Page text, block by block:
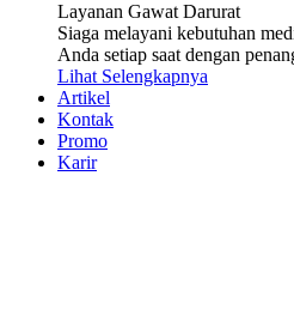
Layanan Gawat Darurat
Siaga melayani kebutuhan
Anda setiap saat dengan
Lihat Selengkapnya
Artikel
Kontak
Promo
Karir